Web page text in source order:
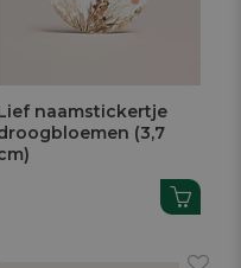
naamstickertje
(3,7